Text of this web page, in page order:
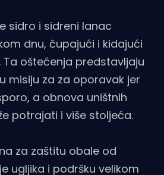
sidro i sidreni lanac
dnu, čupajući i kidajući
Ta oštećenja predstavljaju
misiju za za oporavak jer
a obnova uništnih
potrajati i više stoljeća.
za zaštitu obale od
ugljika i podršku velikom